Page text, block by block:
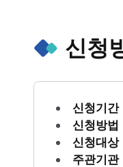
신청
신청기간
신청방법
신청대상
주관기관